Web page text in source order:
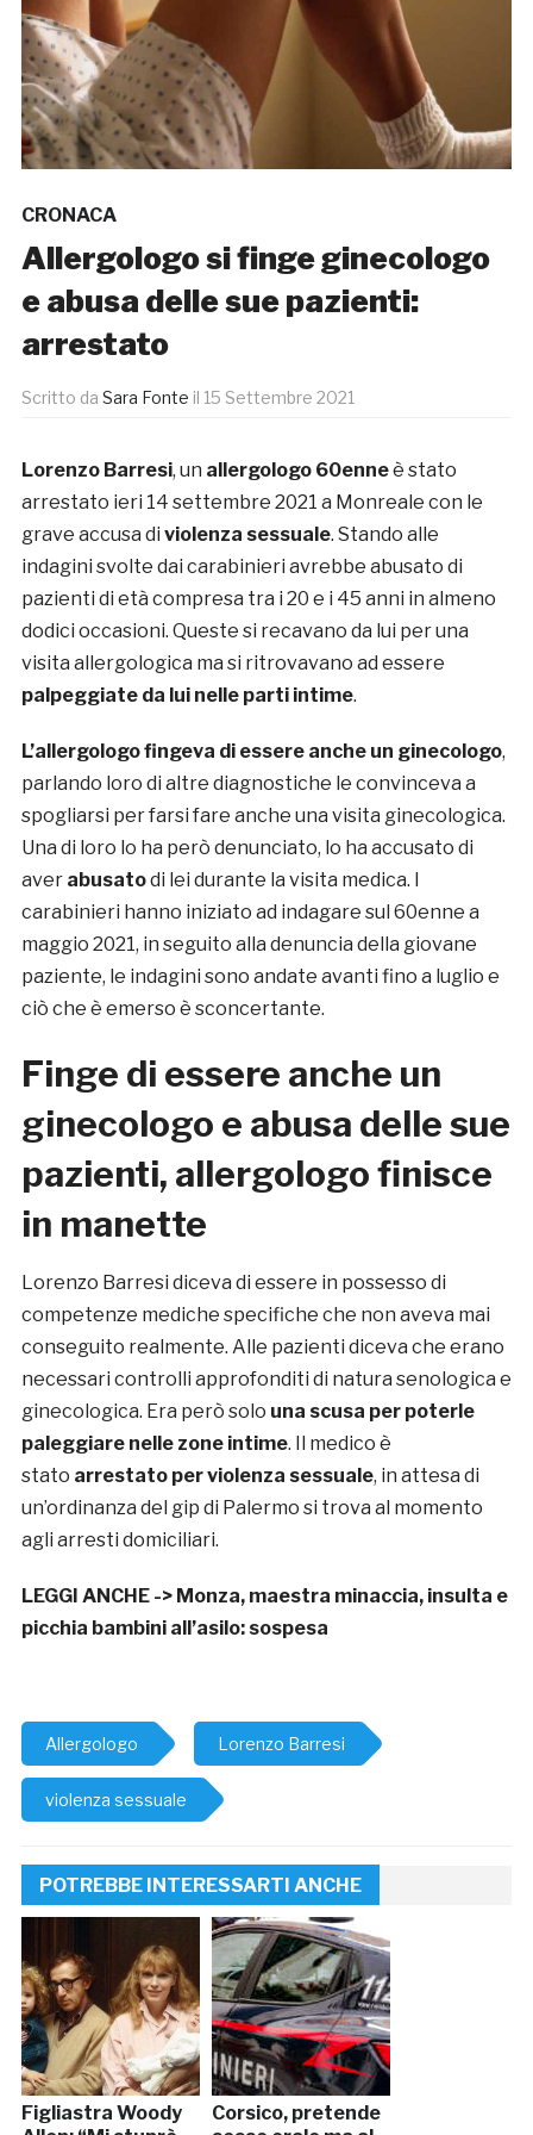
CRONACA
Allergologo si finge ginecologo
e abusa delle sue pazienti:
arrestato
Scritto da Sara Fonte il 15 Settembre 2021
Lorenzo Barresi, un allergologo 60enneè stato
arrestato ieri 14 settembre 2021 a Monreale con le
grave accusa di violenza sessuale. Stando alle
indagini svolte dai carabinieri avrebbe abusato di
pazienti di età compresa tra i 20 e i 45 anni in almeno
dodici occasioni. Queste si recavano da lui per una
visita allergologica ma si ritrovavano ad essere
palpeggiate da lui nelle parti intime.
L’allergologo fingeva di essere anche un ginecologo,
parlando loro di altre diagnostiche le convinceva a
spogliarsi per farsi fare anche una visita ginecologica.
Una di loro lo ha però denunciato, lo ha accusato di
aver abusatodi lei durante la visita medica. I
carabinieri hanno iniziato ad indagare sul 60enne a
maggio 2021, in seguito alla denuncia della giovane
paziente, le indagini sono andate avanti fino a luglio e
ciò che è emerso è sconcertante.
Finge di essere anche un
ginecologo e abusa delle sue
pazienti, allergologo finisce
in manette
Lorenzo Barresi diceva di essere in possesso di
competenze mediche specifiche che non aveva mai
conseguito realmente. Alle pazienti diceva che erano
necessari controlli approfonditi di natura senologica e
ginecologica. Era però solo una scusa per poterle
paleggiare nelle zone intime. Il medico è
stato arrestato per violenza sessuale, in attesa di
un’ordinanza del gip di Palermo si trova al momento
agli arresti domiciliari.
LEGGI ANCHE -> Monza, maestra minaccia, insulta e
picchia bambini all’asilo: sospesa
Allergologo Lorenzo Barresi
violenza sessuale
POTREBBE INTERESSARTI ANCHE
Figliastra Woody
Corsico, pretende